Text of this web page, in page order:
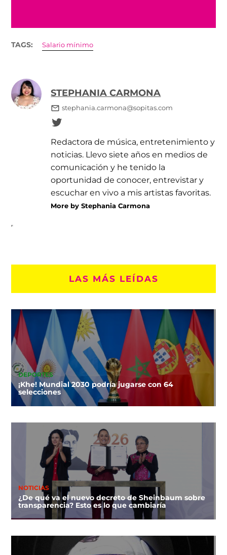
TAGS: Salario mínimo
STEPHANIA CARMONA
stephania.carmona@sopitas.com
Redactora de música, entretenimiento y
noticias. Llevo siete años en medios de
comunicación y he tenido la
oportunidad de conocer, entrevistar y
escuchar en vivo a mis artistas favoritas.
More by Stephania Carmona
LAS MÁS LEÍDAS
DEPORTES
¡Khe! Mundial 2030 podría jugarse con 64
selecciones
NOTICIAS
¿De qué va el nuevo decreto de Sheinbaum sobre
transparencia? Esto es lo que cambiaría